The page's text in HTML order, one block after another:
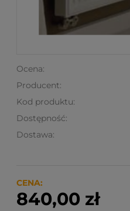
Ocena:
Producent:
Kod produktu:
Dostępność:
Dostawa:
produktów które się w
CENA:
840,00 zł